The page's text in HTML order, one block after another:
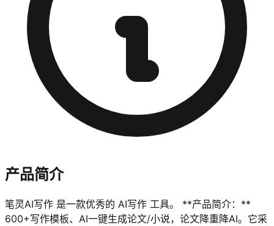
产品简介
笔灵AI写作 是一款优秀的 AI写作 工具。 **产品简介：**
600+写作模板、AI一键生成论文/小说，论文降重降AI。它采